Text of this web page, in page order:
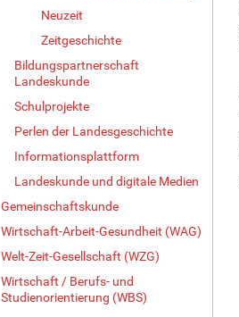
Neuzeit
Zeitgeschichte
Bildungspartnerschaft
Landeskunde
Schulprojekte
Perlen der Landesgeschichte
Informationsplattform
Landeskunde und digitale Medien
Gemeinschaftskunde
Wirtschaft-Arbeit-Gesundheit (WAG)
Welt-Zeit-Gesellschaft (WZG)
Wirtschaft / Berufs- und
Studienorientierung (WBS)